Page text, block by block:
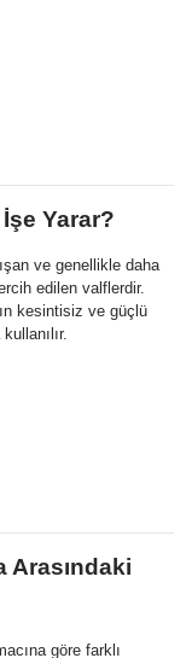
Yarar?
ve genellikle daha
edilen valflerdir.
kesintisiz ve güçlü
Arasındaki
göre farklı